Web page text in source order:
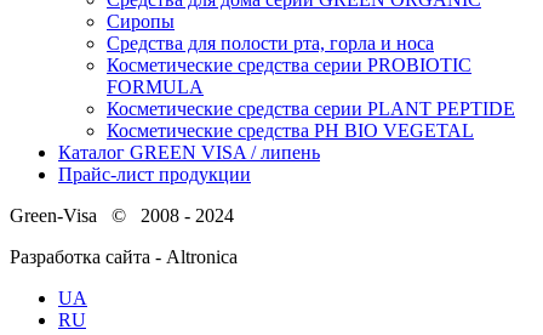
Сиропы
Средства для полости рта, горла и носа
Косметические средства серии PROBIOTIC
FORMULA
Косметические средства серии PLANT PEPTIDE
Косметические средства PH BIO VEGETAL
Каталог GREEN VISA / липень
Прайс-лист продукции
Green-Visa © 2008 - 2024
Разработка сайта - Altronica
UA
RU